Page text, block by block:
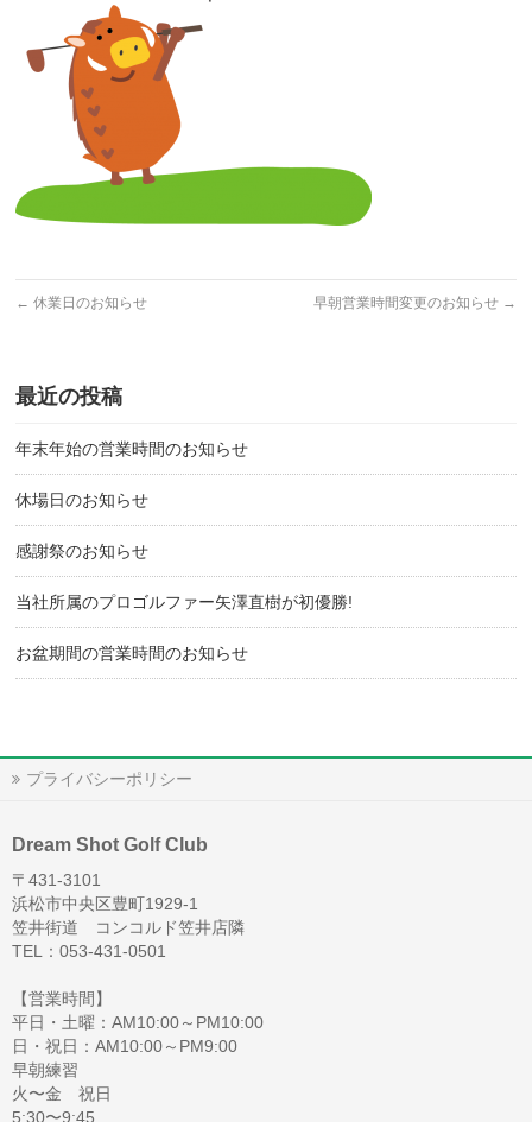
← 休業日のお知らせ 早朝営業時間変更のお知らせ →
最近の投稿
年末年始の営業時間のお知らせ
休場日のお知らせ
感謝祭のお知らせ
当社所属のプロゴルファー矢澤直樹が初優勝!
お盆期間の営業時間のお知らせ
プライバシーポリシー
Dream Shot Golf Club
〒431-3101
浜松市中央区豊町1929-1
笠井街道 コンコルド笠井店隣
TEL：053-431-0501
【営業時間】
平日・土曜：AM10:00～PM10:00
日・祝日：AM10:00～PM9:00
早朝練習
火〜金 祝日
5:30〜9:45